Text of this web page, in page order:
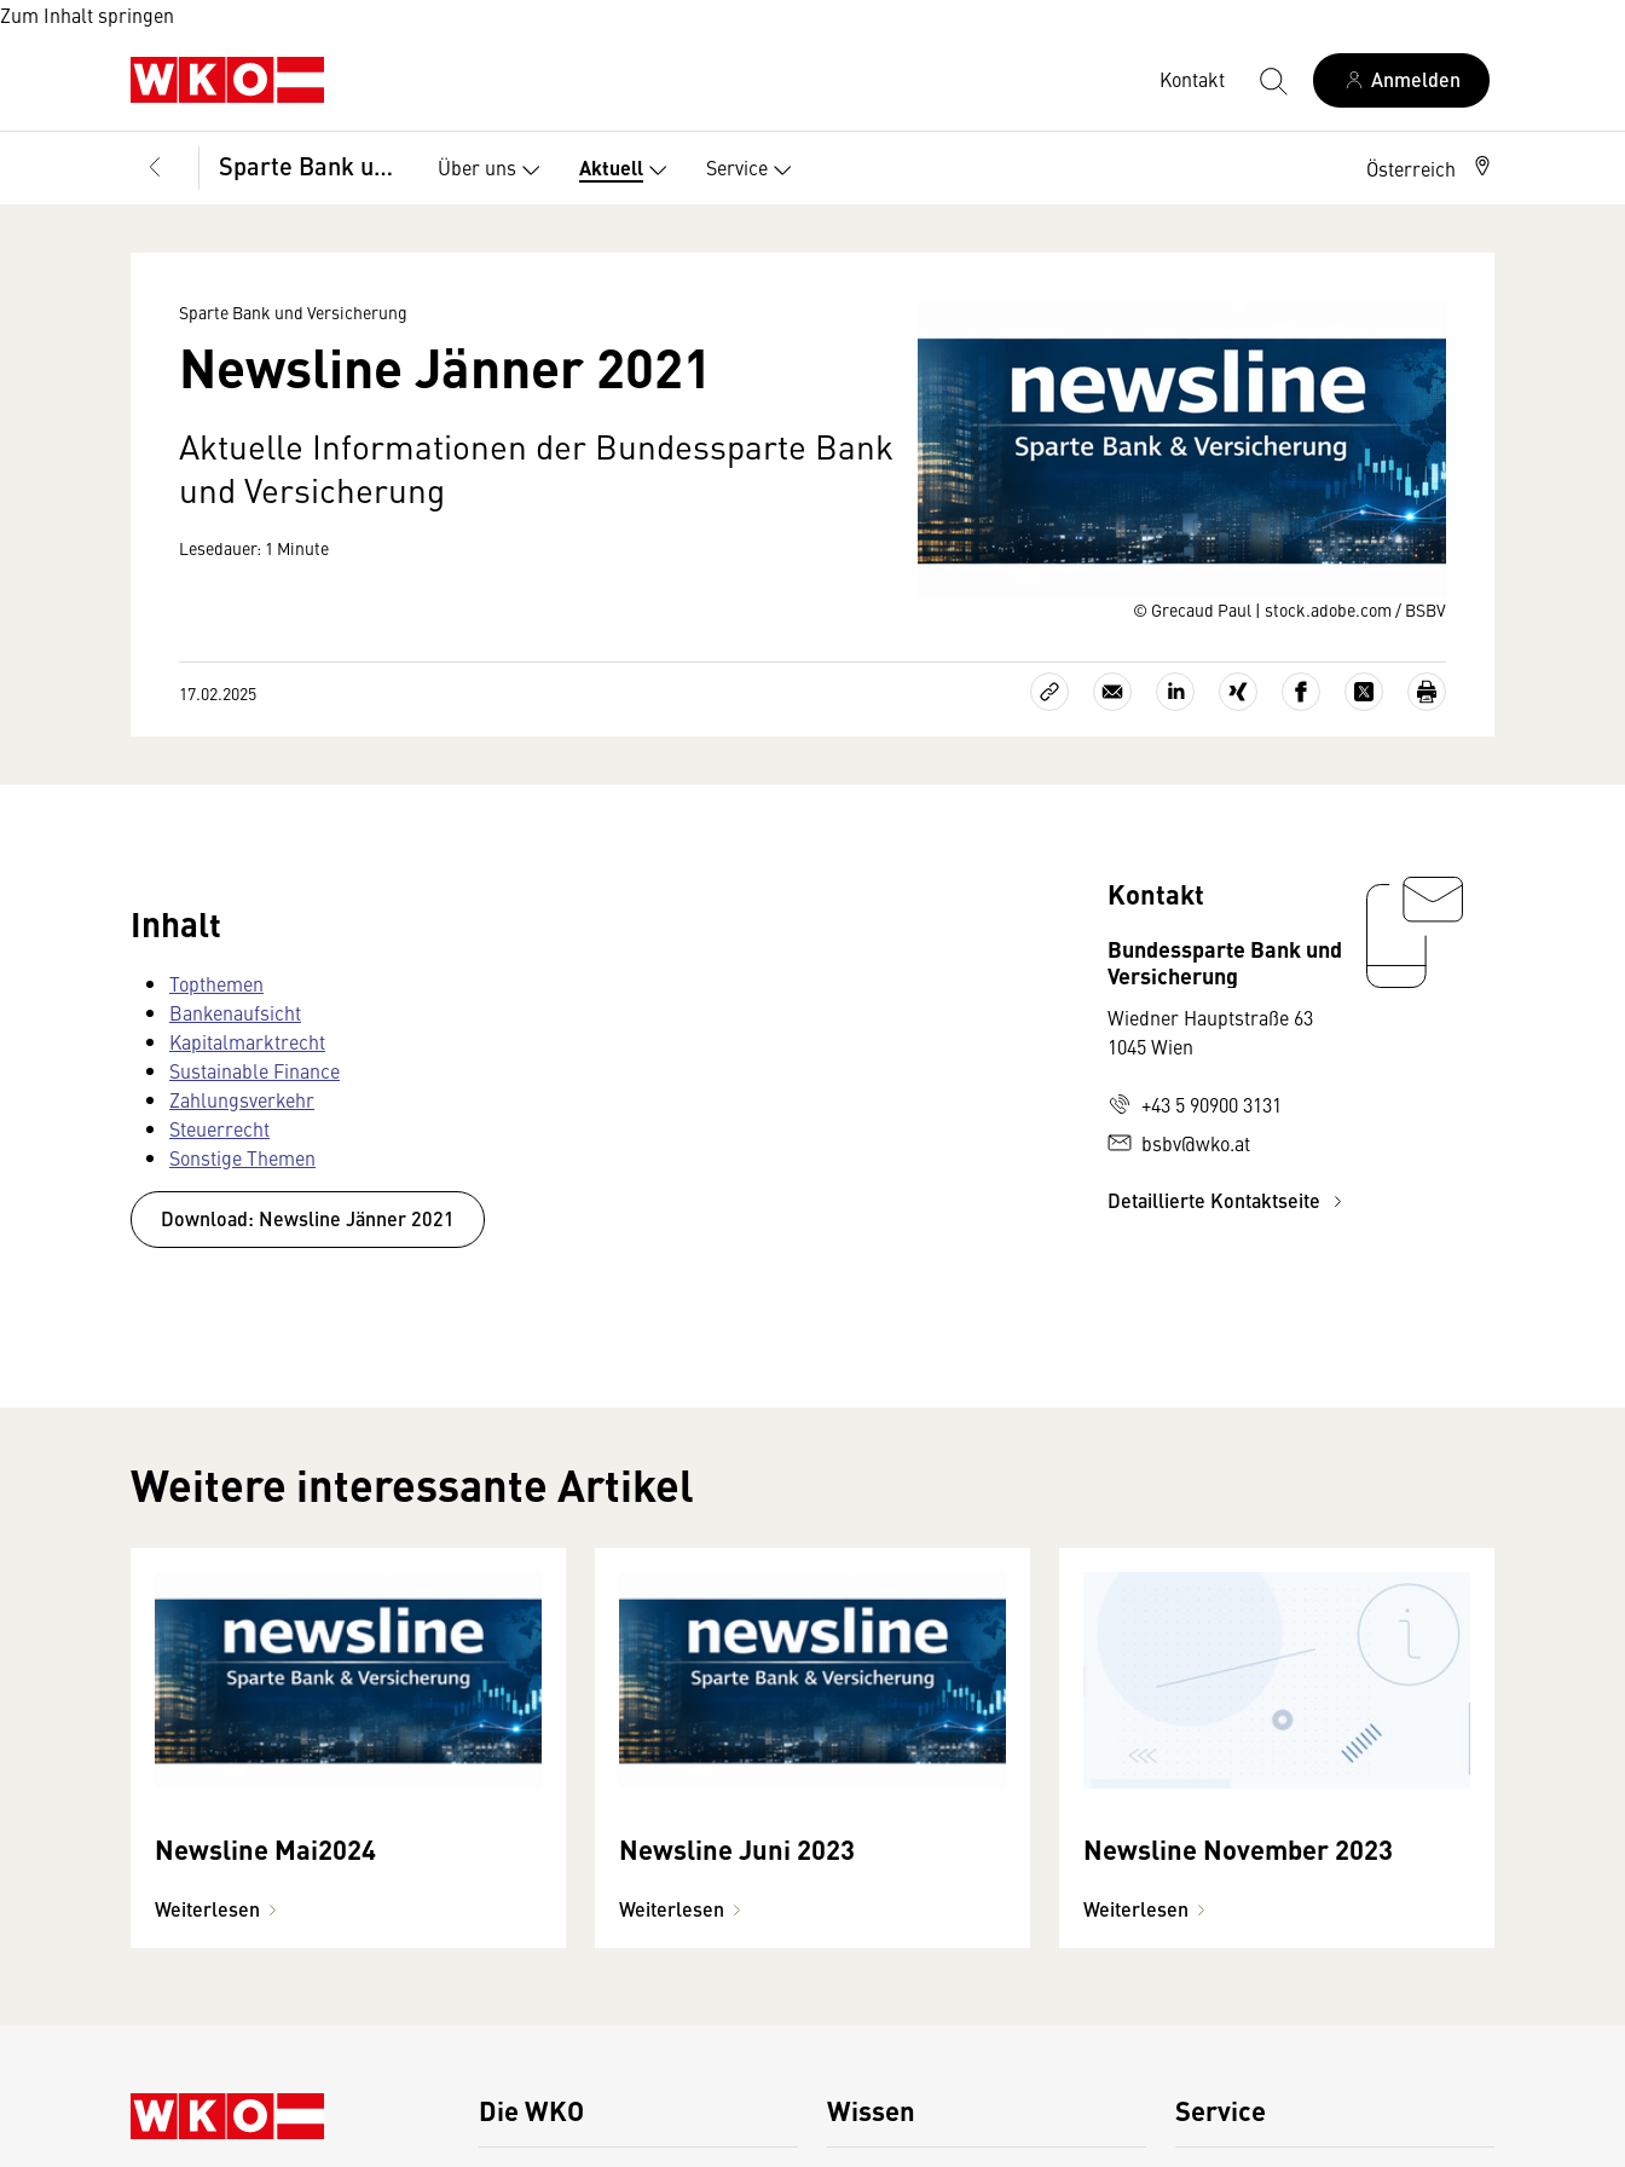
Zum Inhalt springen
Kontakt Anmelden
Sparte Bank und Versicherung Über uns Aktuell Service Österreich
© Grecaud Paul | stock.adobe.com / BSBV
Sparte Bank und Versicherung
Newsline Jänner 2021
Aktuelle Informationen der Bundessparte Bank
und Versicherung
Lesedauer: 1 Minute
17.02.2025
Inhalt
Topthemen
Bankenaufsicht
Kapitalmarktrecht
Sustainable Finance
Zahlungsverkehr
Steuerrecht
Sonstige Themen
Download: Newsline Jänner 2021
Kontakt
Bundessparte Bank und
Versicherung
Wiedner Hauptstraße 63
1045 Wien
+43 5 90900 3131
bsbv@wko.at
Detaillierte Kontaktseite
Weitere interessante Artikel
Newsline Mai2024
Weiterlesen
Newsline Juni 2023
Weiterlesen
Newsline November 2023
Weiterlesen
Die WKO Wissen
Service